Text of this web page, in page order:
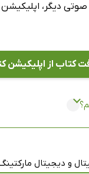
صوتی دیگر، اپلیکیشن
کتاب از اپلیکیشن
و دیجیتال